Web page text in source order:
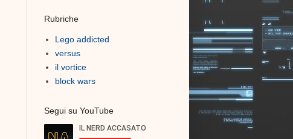
Rubriche
Lego addicted
versus
il vortice
block wars
Segui su YouTube